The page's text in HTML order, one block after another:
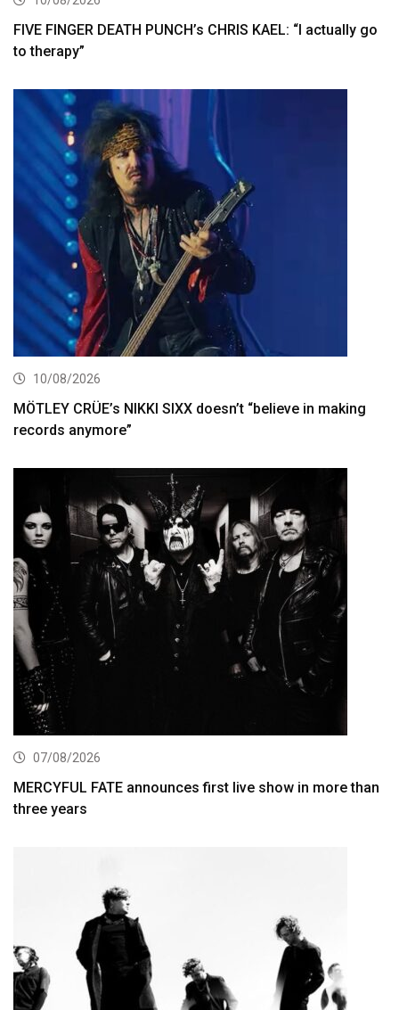
FIVE FINGER DEATH PUNCH’s CHRIS KAEL: “I actually go
to therapy”
10/08/2026
MÖTLEY CRÜE’s NIKKI SIXX doesn’t “believe in making
records anymore”
07/08/2026
MERCYFUL FATE announces first live show in more than
three years